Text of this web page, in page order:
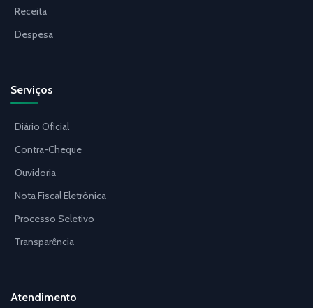
Receita
Despesa
Serviços
Diário Oficial
Contra-Cheque
Ouvidoria
Nota Fiscal Eletrônica
Processo Seletivo
Transparência
Atendimento